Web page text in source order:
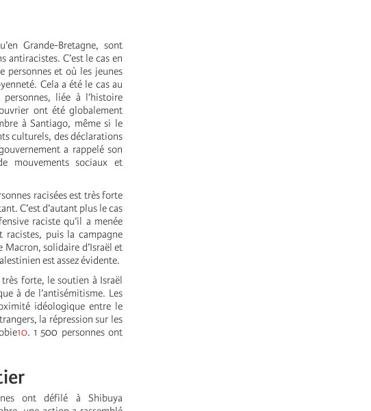
Grande-Bretagne, sont
C’est le cas en
personnes et où les jeunes
Cela a été le cas au
liée à l’histoire
ont été globalement
à Santiago, même si le
culturels, des déclarations
a rappelé son
mouvements sociaux et
racisées est très forte
C’est d’autant plus le cas
raciste qu’il a menée
puis la campagne
solidaire d’Israël et
est assez évidente.
forte, le soutien à Israël
à de l’antisémitisme. Les
idéologique entre le
la répression sur les
10. 1 500 personnes ont
ont défilé à Shibuya